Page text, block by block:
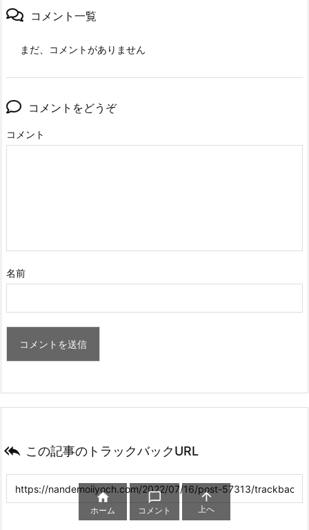
コメント一覧
まだ、コメントがありません
コメントをどうぞ
コメント
名前
 この記事のトラックバックURL

ホーム

コメント

上へ